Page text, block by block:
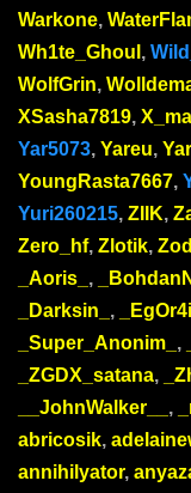
Warkone,
Wh1te_Ghoul ,
WolfGrin,
XSasha7819,
Yar5073, Yareu,
YoungRasta7667,
Yuri260215, ZIIK,
Zero_hf, Zlotik,
_Aoris_ ,
_Darksin_ ,
_Super_Anonim_ ,
_ZGDX_satana,
__JohnWalker__ ,
abricosik,
annihilyator,